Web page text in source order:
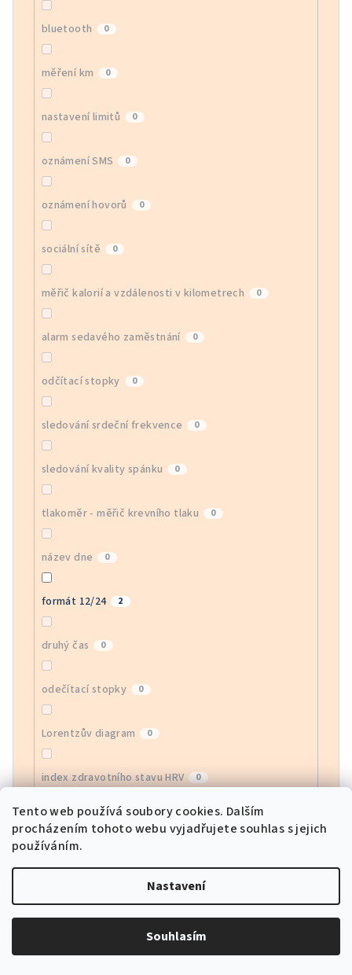
Tento web používá soubory cookies. Dalším
procházením tohoto webu vyjadřujete souhlas s jejich
používáním.
Nastavení
Souhlasím
bluetooth 0
měření km 0
nastavení limitů 0
oznámení SMS 0
oznámení hovorů 0
sociální sítě 0
měřič kalorií a vzdálenosti v kilometrech 0
alarm sedavého zaměstnání 0
odčítací stopky 0
sledování srdeční frekvence 0
sledování kvality spánku 0
tlakoměr - měřič krevního tlaku 0
název dne 0
formát 12/24 2
druhý čas 0
odečítací stopky 0
Lorentzův diagram 0
index zdravotního stavu HRV 0
monitor EGG
monitor krevního kyslíku 0
sledování srdeční frekvence APP 0
sportovní režimy 0